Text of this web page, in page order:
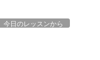
今日のレッスンから